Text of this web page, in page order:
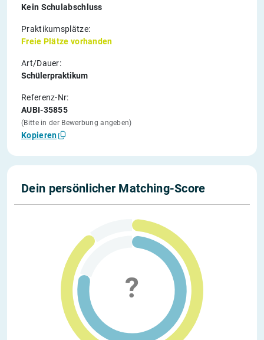
Kein Schulabschluss
Praktikumsplätze:
Freie Plätze vorhanden
Art/Dauer:
Schülerpraktikum
Referenz-Nr:
AUBI-35855
(Bitte in der Bewerbung angeben)
Kopieren
Dein persönlicher Matching-Score